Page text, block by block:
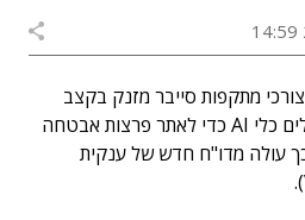
מתקפות סייבר מזנק בקצב
מדאיג, כאשר האקרים מנצלים כלי AI כדי לאתר פרצות אבטחה
עולה מדו"ח חדש של ענקית